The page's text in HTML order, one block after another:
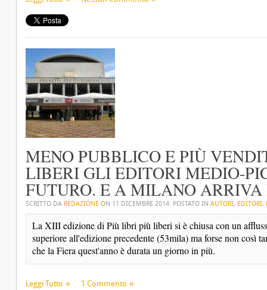
MENO PUBBLICO E PIÙ
LIBERI GLI EDITORI MEDIO-
FUTURO. E A MILANO ARRIVA
SCRITTO DA REDAZIONE ON 11 DICEMBRE 2014. POSTATO IN AUTORI, EDITORI,
La XIII edizione di Più libri più liberi si è chiusa con un
superiore all'edizione precedente (53mila) ma forse non così
che la Fiera quest'anno è durata un giorno in più.
Leggi Tutto 1 Commento